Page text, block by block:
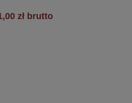
zł brutto